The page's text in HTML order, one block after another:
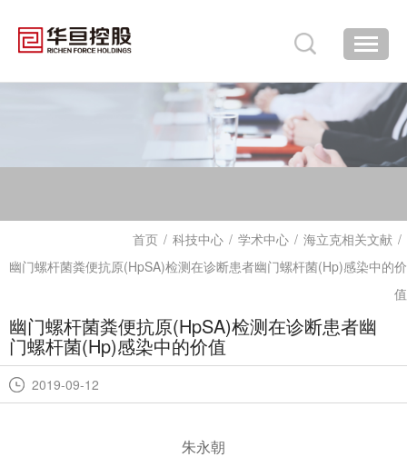
首页 / 科技中心 / 学术中心 / 海立克相关文献 /
幽门螺杆菌粪便抗原(HpSA)检测在诊断患者幽门螺杆菌(Hp)感染中的价
值
幽门螺杆菌粪便抗原(HpSA)检测在诊断患者幽
门螺杆菌(Hp)感染中的价值
2019-09-12
朱永朝